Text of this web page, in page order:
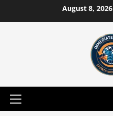
August 8, 2026
Primary